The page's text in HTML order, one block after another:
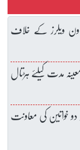
ون ویلرز کے خلاف
مدت کیلئے ہڑتال
خواتین کی معاونت